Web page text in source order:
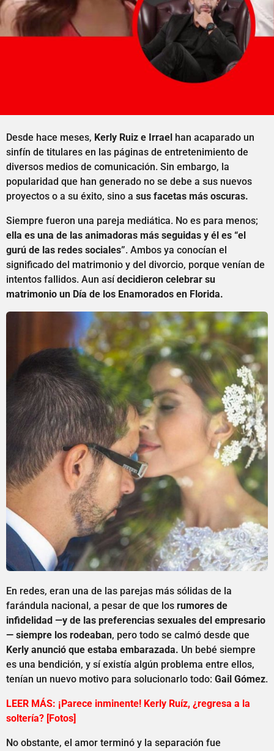
Desde hace meses, Kerly Ruiz e Irrael han acaparado un
sinfín de titulares en las páginas de entretenimiento de
diversos medios de comunicación. Sin embargo, la
popularidad que han generado no se debe a sus nuevos
proyectos o a su éxito, sino a sus facetas más oscuras.
Siempre fueron una pareja mediática. No es para menos;
ella es una de las animadoras más seguidas y él es “el
gurú de las redes sociales”. Ambos ya conocían el
significado del matrimonio y del divorcio, porque venían de
intentos fallidos. Aun asídecidieron celebrar su
matrimonio un Día de los Enamorados en Florida.
En redes, eran una de las parejas más sólidas de la
farándula nacional, a pesar de que los rumores de
infidelidad —y de las preferencias sexuales del empresario
— siempre los rodeaban, pero todo se calmó desde que
Kerly anunció que estaba embarazada. Un bebé siempre
es una bendición, y sí existía algún problema entre ellos,
tenían un nuevo motivo para solucionarlo todo: Gail Gómez.
LEER MÁS: ¡Parece inminente! Kerly Ruíz, ¿regresa a la
soltería? [Fotos]
No obstante, el amor terminó y la separación fue